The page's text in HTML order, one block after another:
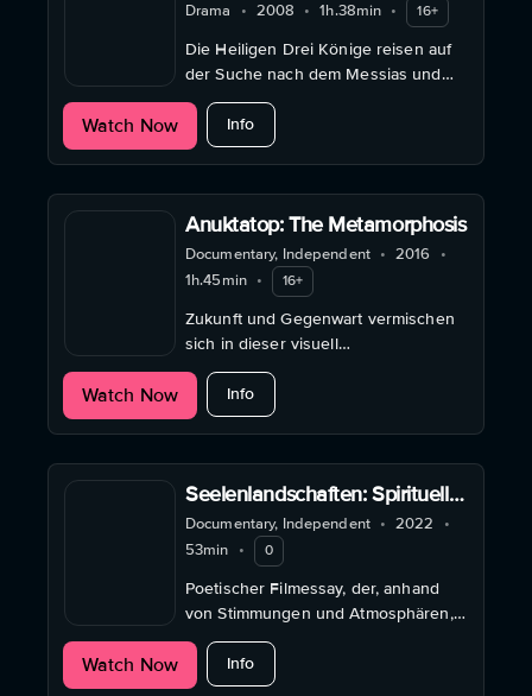
Drama • 2008 • 1h.38min • 16+
Die Heiligen Drei Könige reisen auf
der Suche nach dem Messias und
stoßen dabei auf unerwartete
Hindernisse.
Watch Now Infoabout Birdsong
Anuktatop: The Metamorphosis
Documentary, Independent • 2016
•
1h.45min • 16+
Zukunft und Gegenwart vermischen
sich in dieser visuell
atemberaubenden Doku-Fiktion zu
einem mystischen Universum
inmitten des Guayana-Amazonas
Watch Now Infoabout Anuktatop: The
Seelenlandschaften: Spirituelle
Orte in England und Wales
Documentary, Independent • 2022
•
53min
• 0
Poetischer Filmessay, der, anhand
von Stimmungen und Atmosphären,
eine Ahnung von der gelebten
Spiritualität der Britischen Inseln
vermittelt.
Watch Now Infoabout Seelenlandschaften: